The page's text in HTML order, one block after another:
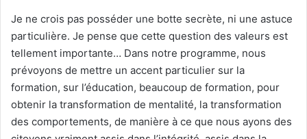
Je ne crois pas posséder une botte secrète, ni une astuce
particulière. Je pense que cette question des valeurs est
tellement importante… Dans notre programme, nous
prévoyons de mettre un accent particulier sur la
formation, sur l’éducation, beaucoup de formation, pour
obtenir la transformation de mentalité, la transformation
des comportements, de manière à ce que nous ayons des